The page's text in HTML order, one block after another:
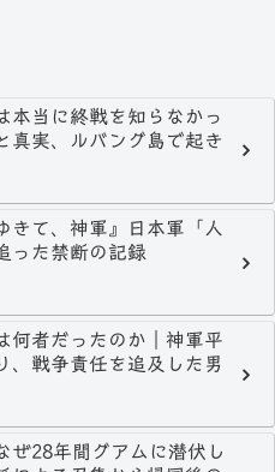
本当に終戦を知らなかっ
真実、ルバング島で起き
きて、神軍』日本軍「人
った禁断の記録
何者だったのか｜神軍平
、戦争責任を追及した男
ぜ28年間グアムに潜伏し